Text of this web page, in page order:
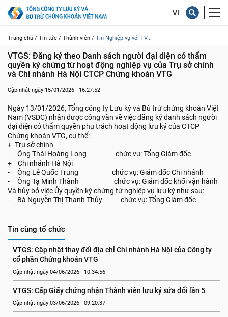
Trang chủ / Tin tức / Thành viên / Tin Nghiệp vụ với TV...
VTGS: Đăng ký theo Danh sách người đại diện có thẩm
quyền ký chứng từ hoạt động nghiệp vụ của Trụ sở chính
và Chi nhánh Hà Nội CTCP Chứng khoán VTG
Cập nhật ngày 15/01/2026 - 16:27:52
Ngày 13/01/2026, Tổng công ty Lưu ký và Bù trừ chứng khoán Việt
Nam (VSDC) nhận được công văn về việc đăng ký danh sách người
đại diện có thẩm quyền phụ trách hoạt động lưu ký của CTCP
Chứng khoán VTG, cụ thể:
+ Trụ sở chính
- Ông Thái Hoàng Long chức vụ: Tổng Giám đốc
+ Chi nhánh Hà Nội
- Ông Lê Quốc Trung chức vụ: Giám đốc Chi nhánh
- Ông Tạ Minh Thành chức vụ: Giám đốc khối vận hành
Và hủy bỏ việc Ủy quyền ký chứng từ nghiệp vụ lưu ký như sau:
- Bà Nguyễn Thị Thanh Thủy chức vụ: Tổng Giám đốc
Tin cùng tổ chức
VTGS: Cập nhật thay đổi địa chỉ Chi nhánh Hà Nội của Công ty
cổ phần Chứng khoán VTG
Cập nhật ngày 04/06/2026 - 10:34:56
VTGS: Cấp Giấy chứng nhận Thành viên lưu ký sửa đổi lần 5
Cập nhật ngày 03/06/2026 - 09:20:37